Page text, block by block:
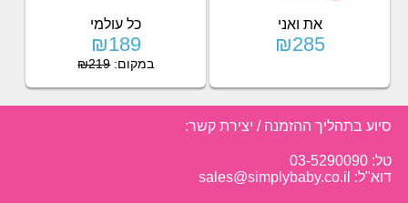
את ואני
₪285
כל עולמי
₪189
במקום:₪219
סיוע בתהליך ההזמנה / יצירת קשר:
טל: 03-5290090
דוא"ל: sales@simplybaby.co.il